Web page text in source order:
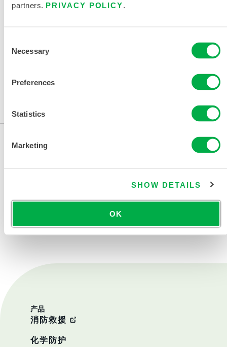
partners. PRIVACY POLICY.
Selection
Necessary
Preferences
Statistics
Marketing
SHOW DETAILS
OK
联系我们
产品
消防救援
化学防护